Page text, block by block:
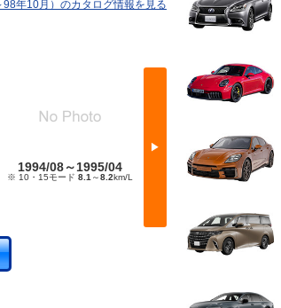
年10月）のカタログ情報を見る
▶
1994/08～1995/04
※ 10・15モード 8.1 ～8.2km/L
1993/10～1994/07
※ 10・15モード8.1～8.2